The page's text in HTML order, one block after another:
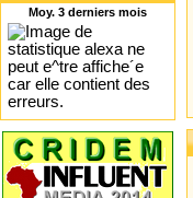
Moy. 3 derniers mois